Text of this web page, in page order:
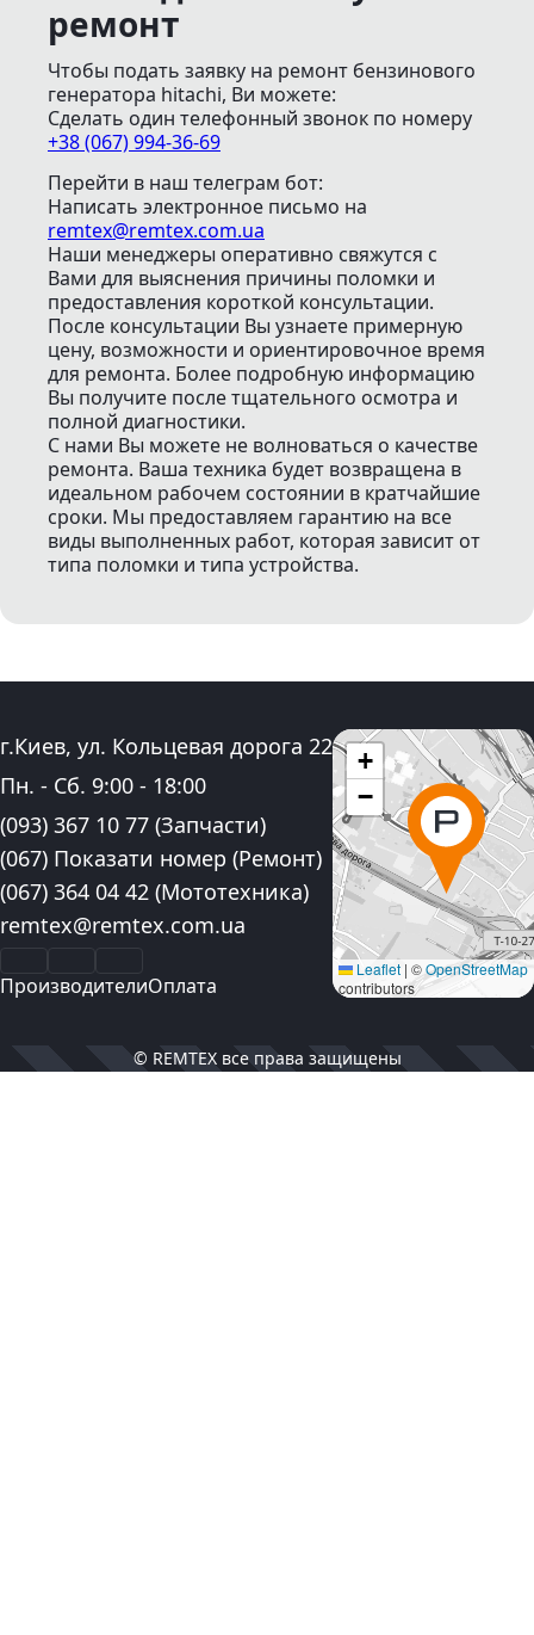
ремонт
Чтобы подать заявку на ремонт бензинового
генератора hitachi, Ви можете:
Сделать один телефонный звонок по номеру
+38 (067) 994-36-69
Перейти в наш телеграм бот:
Написать электронное письмо на
remtex@remtex.com.ua
Наши менеджеры оперативно свяжутся с
Вами для выяснения причины поломки и
предоставления короткой консультации.
После консультации Вы узнаете примерную
цену, возможности и ориентировочное время
для ремонта. Более подробную информацию
Вы получите после тщательного осмотра и
полной диагностики.
С нами Вы можете не волноваться о качестве
ремонта. Ваша техника будет возвращена в
идеальном рабочем состоянии в кратчайшие
сроки. Мы предоставляем гарантию на все
виды выполненных работ, которая зависит от
типа поломки и типа устройства.
Адрес:
г.Киев, ул. Кольцевая дорога 22
График работы:
Пн. - Сб. 9:00 - 18:00
Контактные номера телефона:
(093) 367 10 77 (Запчасти)
(067) Показати номер (Ремонт)
(067) 364 04 42 (Мототехника)
Электронная почта:
remtex@remtex.com.ua
ПроизводителиОплата
+
−
Leaflet | ©OpenStreetMap
contributors
© REMTEX все права защищены